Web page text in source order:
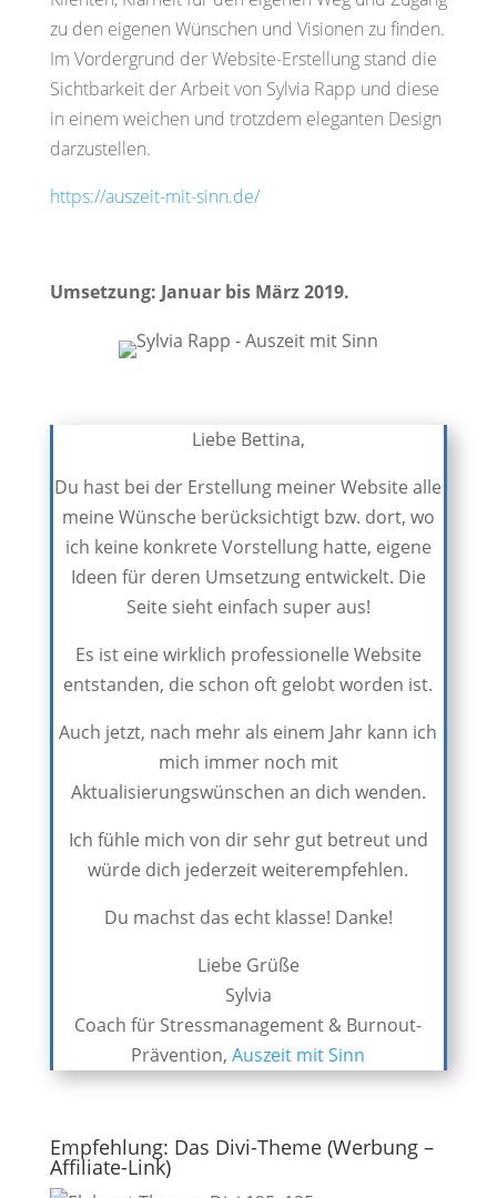
zu den eigenen Wünschen und Visionen zu finden.
Im Vordergrund der Website-Erstellung stand die
Sichtbarkeit der Arbeit von Sylvia Rapp und diese
in einem weichen und trotzdem eleganten Design
darzustellen.
https://auszeit-mit-sinn.de/
Umsetzung: Januar bis März 2019.
Liebe Bettina,
Du hast bei der Erstellung meiner Website alle
meine Wünsche berücksichtigt bzw. dort, wo
ich keine konkrete Vorstellung hatte, eigene
Ideen für deren Umsetzung entwickelt. Die
Seite sieht einfach super aus!
Es ist eine wirklich professionelle Website
entstanden, die schon oft gelobt worden ist.
Auch jetzt, nach mehr als einem Jahr kann ich
mich immer noch mit
Aktualisierungswünschen an dich wenden.
Ich fühle mich von dir sehr gut betreut und
würde dich jederzeit weiterempfehlen.
Du machst das echt klasse! Danke!
Liebe Grüße
Sylvia
Coach für Stressmanagement & Burnout-
Prävention,Auszeit mit Sinn
Empfehlung: Das Divi-Theme (Werbung –
Affiliate-Link)